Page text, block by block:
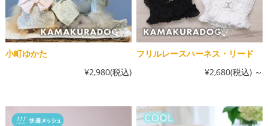
小町ゆかた
¥2,980(税込)
フリルレースハーネス・リード
¥2,680(税込) ～